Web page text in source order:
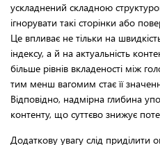
ускладнений складною
ігнорувати такі сторінки або
Це впливає не тільки на
індексу, а й на актуальність
більше рівнів вкладеності між
тим менш вагомим стає її
Відповідно, надмірна глибина
контенту, що суттєво знижує
Додаткову увагу слід приділити